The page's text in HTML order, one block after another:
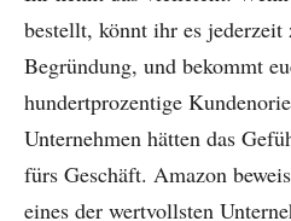
bestellt, könnt ihr es jederzeit
Begründung, und bekommt
hundertprozentige
Unternehmen hätten das
fürs Geschäft. Amazon
eines der wertvollsten